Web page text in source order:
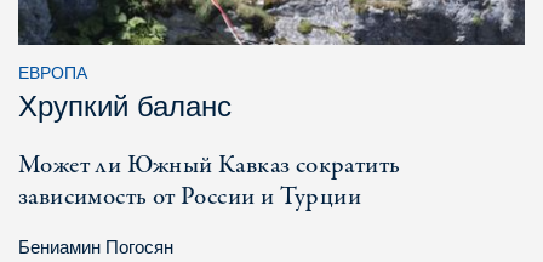
ЕВРОПА
Хрупкий баланс
Может ли Южный Кавказ сократить
зависимость от России и Турции
Бениамин Погосян